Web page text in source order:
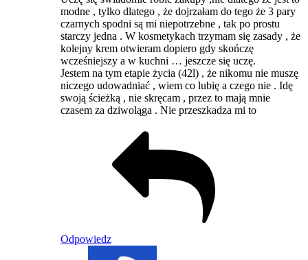
modne , tylko dlatego , że dojrzałam do tego że 3 pary
czarnych spodni są mi niepotrzebne , tak po prostu
starczy jedna . W kosmetykach trzymam się zasady , że
kolejny krem otwieram dopiero gdy skończę
wcześniejszy a w kuchni … jeszcze się uczę.
Jestem na tym etapie życia (42l) , że nikomu nie muszę
niczego udowadniać , wiem co lubię a czego nie . Idę
swoją ścieżką , nie skręcam , przez to mają mnie
czasem za dziwoląga . Nie przeszkadza mi to
Odpowiedz